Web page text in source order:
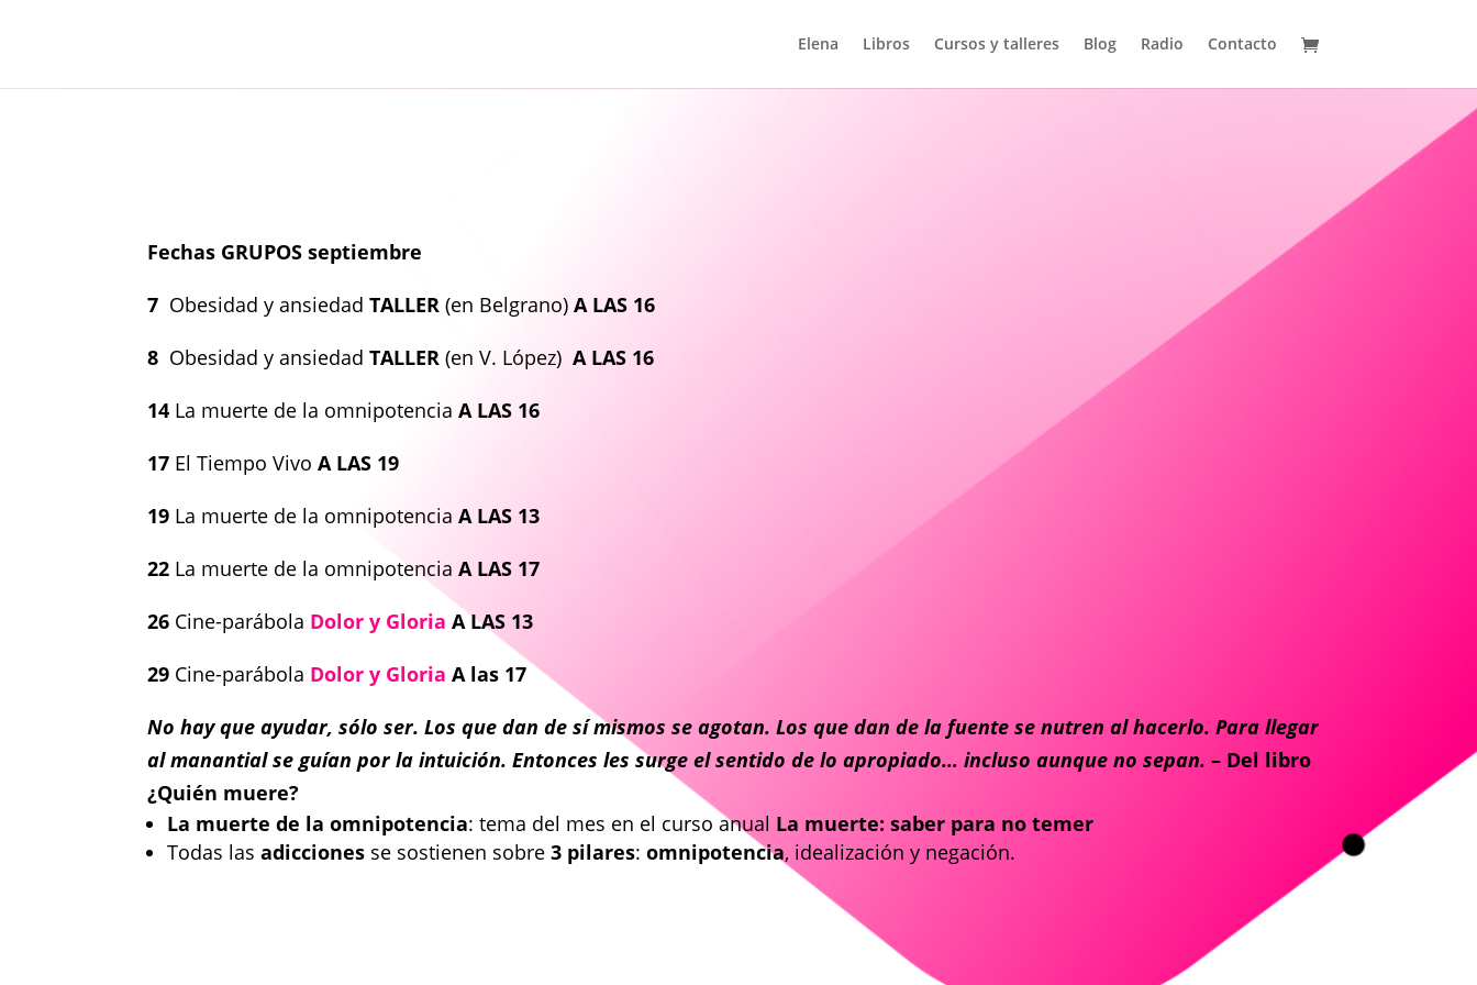
Elena Libros Cursos y talleres Blog Radio Contacto
Fechas GRUPOS septiembre
7 Obesidad y ansiedadTALLER (en Belgrano)A LAS 16
8 Obesidad y ansiedadTALLER (en V. López)A LAS 16
14 La muerte de la omnipotenciaA LAS 16
17 El Tiempo VivoA LAS 19
19 La muerte de la omnipotenciaA LAS 13
22 La muerte de la omnipotenciaA LAS 17
26 Cine-parábola Dolor y Gloria A LAS 13
29 Cine-parábola Dolor y Gloria A las 17
No hay que ayudar, sólo ser. Los que dan de sí mismos se agotan. Los que dan de la fuente se nutren al hacerlo. Para llegar
al manantial se guían por la intuición. Entonces les surge el sentido de lo apropiado… incluso aunque no sepan. – Del libro
¿Quién muere?
La muerte de la omnipotencia: tema del mes en el curso anual La muerte: saber para no temer
Todas lasadicciones se sostienen sobre3 pilares:omnipotencia, idealización y negación.